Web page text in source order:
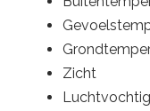
Zicht